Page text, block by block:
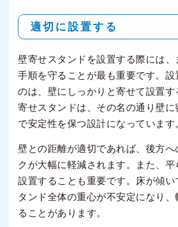
適切に設置する
壁寄せスタンドを設置する際には、
手順を守ることが最も重要です。設
のは、壁にしっかりと寄せて設置す
寄せスタンドは、その名の通り壁に
で安定性を保つ設計になっています
壁との距離が適切であれば、後方へ
クが大幅に軽減されます。また、平
設置することも重要です。床が傾い
タンド全体の重心が不安定になり、
ることがあります。